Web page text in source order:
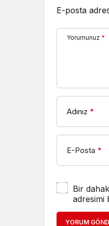
E-posta
Yorumunuz *
Adınız *
E-Posta *
Bir
adresimi
YORUM